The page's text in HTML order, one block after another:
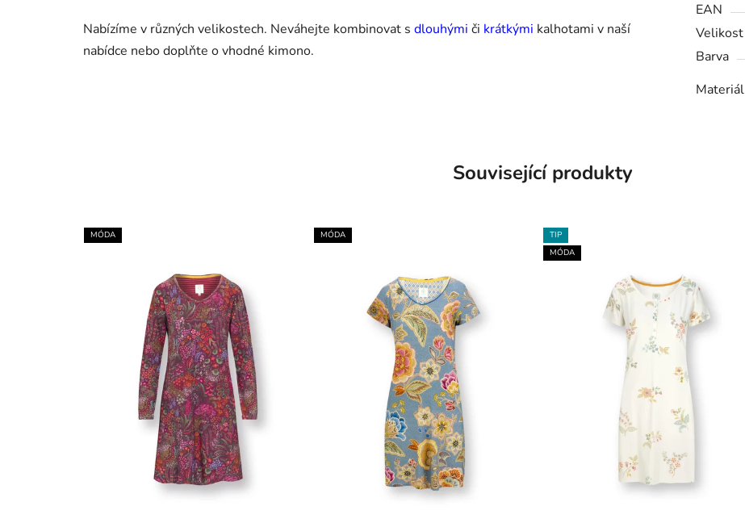
Nabízíme v různých velikostech. Neváhejte kombinovat s dlouhými či krátkými kalhotami v naší
nabídce nebo doplňte o vhodné kimono.
EAN
Velikost
Barva
Materiál
Související produkty
MÓDA MÓDA
TIP
MÓDA